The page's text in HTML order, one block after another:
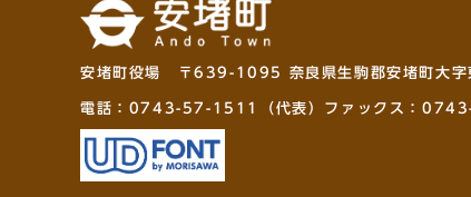
安堵町役場 〒639-1095 奈良県生駒郡安堵町大字
電話： 0743-57-1511 （代表）ファックス：